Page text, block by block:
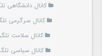
کانال دانشگاهی
کانال سرگرمی
کانال سلامت
کانال سیاسی